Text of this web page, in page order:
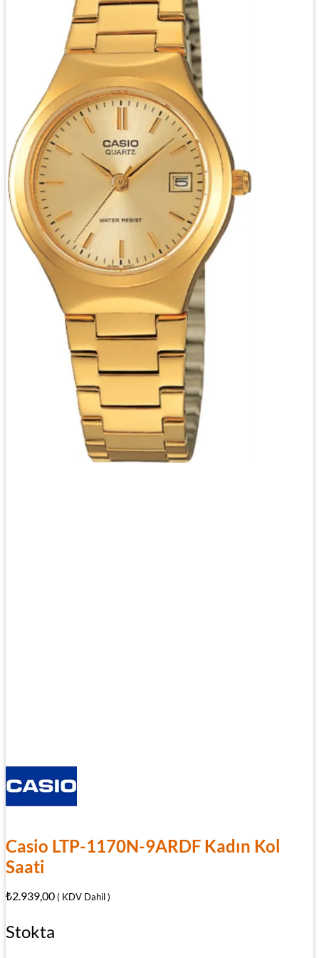
Casio LTP-1170N-9ARDF Kadın Kol
Saati
₺2.939,00( KDV Dahil )
Stokta